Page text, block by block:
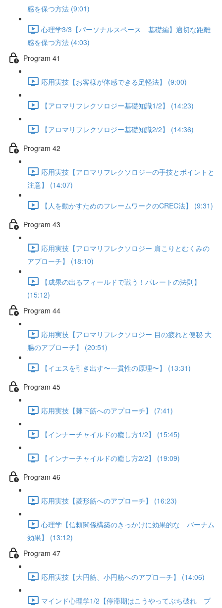
感を保つ方法 (9:01)
心理学3/3【パーソナルスペース 基礎編】適切な距離
感を保つ方法 (4:03)
Program 41
応用実技【お客様が体感できる足軽法】 (9:00)
【アロマリフレクソロジー基礎知識1/2】 (14:23)
【アロマリフレクソロジー基礎知識2/2】 (14:36)
Program 42
応用実技【アロマリフレクソロジーの手技とポイントと
注意】 (14:07)
【人を動かすためのフレームワークのCREC法】 (9:31)
Program 43
応用実技【アロマリフレクソロジー 肩こりとむくみの
アプローチ】 (18:10)
【成果の出るフィールドで戦う！パレートの法則】
(15:12)
Program 44
応用実技【アロマリフレクソロジー 目の疲れと便秘 大
腸のアプローチ】 (20:51)
【イエスを引き出す〜一貫性の原理〜】 (13:31)
Program 45
応用実技【棘下筋へのアプローチ】 (7:41)
【インナーチャイルドの癒し方1/2】 (15:45)
【インナーチャイルドの癒し方2/2】 (19:09)
Program 46
応用実技【菱形筋へのアプローチ】 (16:23)
心理学【信頼関係構築のきっかけに効果的な バーナム
効果】 (13:12)
Program 47
応用実技【大円筋、小円筋へのアプローチ】 (14:06)
マインド心理学1/2【停滞期はこうやってぶち破れ プ